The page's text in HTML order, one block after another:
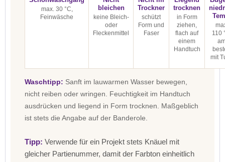
max. 30 °C,
Feinwäsche
bleichen
keine Bleich-
oder
Fleckenmittel
Trockner
schützt
Form und
Faser
trocknen
in Form
ziehen,
flach auf
einem
Handtuch
110
mit
Waschtipp: Sanft im lauwarmen Wasser bewegen,
nicht reiben oder wringen. Feuchtigkeit im Handtuch
ausdrücken und liegend in Form trocknen. Maßgeblich
ist stets die Angabe auf der Banderole.
Tipp: Verwende für ein Projekt stets Knäuel mit
gleicher Partienummer, damit der Farbton einheitlich